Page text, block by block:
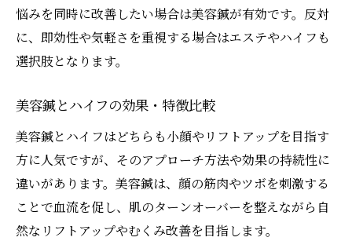
悩みを同時に改善したい場合は美容鍼が有効です。反対
に、即効性や気軽さを重視する場合はエステやハイフも
選択肢となります。
美容鍼とハイフの効果・特徴比較
美容鍼とハイフはどちらも小顔やリフトアップを目指す
方に人気ですが、そのアプローチ方法や効果の持続性に
違いがあります。美容鍼は、顔の筋肉やツボを刺激する
ことで血流を促し、肌のターンオーバーを整えながら自
然なリフトアップやむくみ改善を目指します。